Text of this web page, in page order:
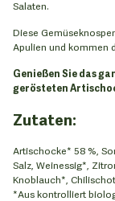
Salaten.
Diese
Apulien und kommen
Genießen Sie das
gerösteten
Zutaten:
Artischocke* 58 %,
Salz, Weinessig*,
Knoblauch*,
*Aus kontrolliert